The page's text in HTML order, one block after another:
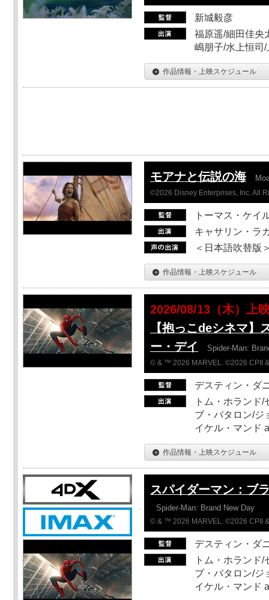
新城毅彦
福原遥/細田佳央
嶋朋子/水上恒司
作品情報・上映スケジュール
モアナと伝説の海
©2026 Disney Enterprises, Inc. All
トーマス・ケイ
キャサリン・ラ
＜日本語吹替版
作品情報・上映スケジュール
2026/08/13（木）上
【抱っこdeシネマ】
ー・デイ
Spider-Man:
© & ™ 2026 MARVEL. ©2026 CPII
デスティン・ダ
トム・ホランド
ブ・バタロン/ジ
イケル・マンド
作品情報・上映スケジュール
スパイダーマン：ブ
Spider-Man: Brand New Day
© & ™ 2026 MARVEL. ©2026 CPII
デスティン・ダ
トム・ホランド
ブ・バタロン/ジ
イケル・マンド